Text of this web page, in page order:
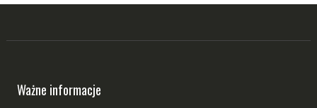
Ważne informacje